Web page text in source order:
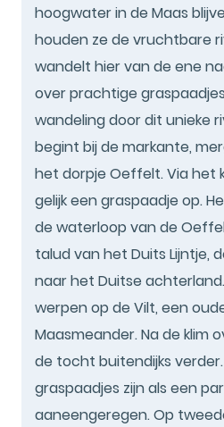
hoogwater in de Maas
houden ze de vruchtbare
wandelt hier van de ene
over prachtige
wandeling door dit unieke
begint bij de markante,
het dorpje Oeffelt. Via het
gelijk een graspaadje op.
de waterloop van de
talud van het Duits Lijntje,
naar het Duitse
werpen op de Vilt, een
Maasmeander. Na de klim
de tocht buitendijks
graspaadjes zijn als een
aaneengeregen. Op